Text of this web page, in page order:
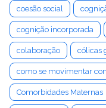
coesão social
cognição incorporada
colaboração cólicas
como se movimentar
Comorbidades Maternas